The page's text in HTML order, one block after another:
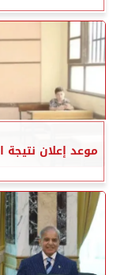
موعد إعلان نتيجة